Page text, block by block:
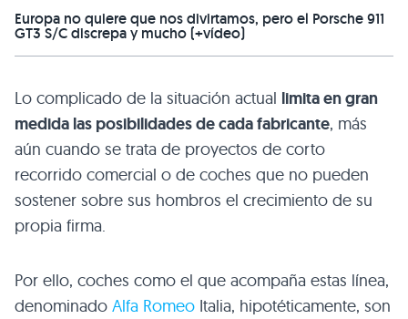
Europa no quiere que nos divirtamos, pero el Porsche 911
GT3 S/C discrepa y mucho (+vídeo)
Lo complicado de la situación actual limita en gran
medida las posibilidades de cada fabricante, más
aún cuando se trata de proyectos de corto
recorrido comercial o de coches que no pueden
sostener sobre sus hombros el crecimiento de su
propia firma.
Por ello, coches como el que acompaña estas línea,
denominado Alfa Romeo Italia, hipotéticamente, son